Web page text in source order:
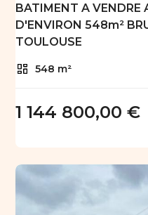
BATIMENT A VENDRE
D'ENVIRON 548m²
TOULOUSE
548 m²
1 144 800,00 €